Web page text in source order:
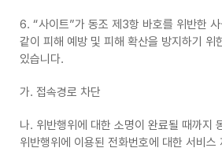
6. “사이트”가 동조 제3항 바호를 위반한
같이 피해 예방 및 피해 확산을 방지하기 위
있습니다.
가. 접속경로 차단
나. 위반행위에 대한 소명이 완료될 때까지
위반행위에 이용된 전화번호에 대한 서비스